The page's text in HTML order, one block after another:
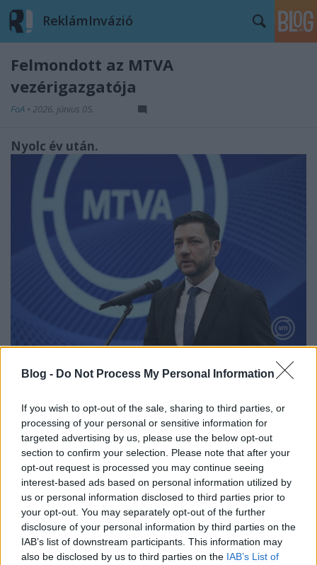
Blog - Do Not Process My Personal Information
If you wish to opt-out of the sale, sharing to third parties, or
processing of your personal or sensitive information for
targeted advertising by us, please use the below opt-out
section to confirm your selection. Please note that after your
opt-out request is processed you may continue seeing
interest-based ads based on personal information utilized by
us or personal information disclosed to third parties prior to
your opt-out. You may separately opt-out of the further
disclosure of your personal information by third parties on the
IAB’s list of downstream participants. This information may
also be disclosed by us to third parties on the IAB’s List of
ReklámInvázió
Felmondott az MTVA
vezérigazgatója
FoA • 2026. június 05.
Nyolc év után.
Papp Dániel, a Médiaszolgáltatás-támogató és
munkaviszonya megszüntetését kezdeményezte
Koltay Andrásnál, az NMHH Médiatanácsának
elnökénél mint a munkáltatói jogok gyakorlójánál -
közölte az MTVA Sajtó és Marketing Irodája
pénteken az MTI-vel.
A felmondást a vezérigazgató arra hivatkozásul
nyújtotta be, hogy az újonnan megválasztott kormány
szándéka a közmédia teljes átalakítása" - olvasható a
közleményben.